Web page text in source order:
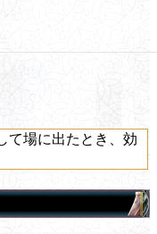
て場に出たとき、効